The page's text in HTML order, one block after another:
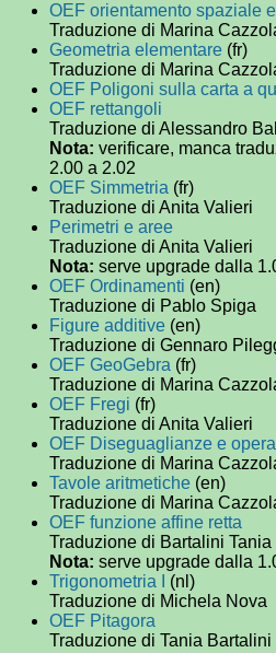
OEF orientamento spaziale
Traduzione di Marina
Geometria elementare (fr)
Traduzione di Marina
OEF Poligoni sulla carta a
OEF rettangoli
Traduzione di Alessandro
Nota: verificare, manca
2.00 a 2.02
OEF Simmetria (fr)
Traduzione di Anita Valieri
Perimetri e aree
Traduzione di Anita Valieri
Nota: serve upgrade dalla
OEF Ordinamenti (en)
Traduzione di Pablo Spiga
Figure additive (en)
Traduzione di Gennaro
OEF GeoGebra (fr)
Traduzione di Marina
OEF Fregi (fr)
Traduzione di Anita Valieri
OEF Diseguaglianze e
Traduzione di Marina
Tavole aritmetiche (en)
Traduzione di Marina
OEF funzione affine retta
Traduzione di Bartalini Tania
Nota: serve upgrade dalla
Trigonometria I
(nl)
Traduzione di Michela Nova
OEF Pitagora
Traduzione di Tania Bartalini